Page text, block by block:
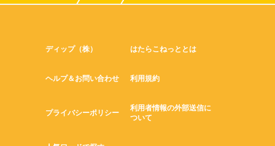
ディップ（株） はたらこねっととは
ヘルプ＆お問い合わせ 利用規約
プライバシーポリシー
利用者情報の外部送信に
ついて